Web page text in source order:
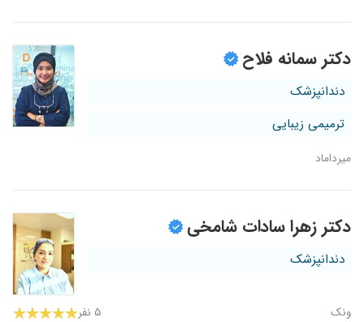
دکتر سمانه فلاح
دندانپزشک
ترمیمی زیبایی
میرداماد
دکتر زهرا سادات شامخی
دندانپزشک
ونک ۵ نفر